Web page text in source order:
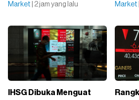
Market | 2 jam yang lalu Market
IHSG Dibuka Menguat